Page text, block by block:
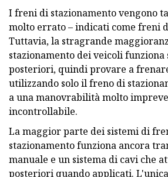
I freni di stazionamento vengono
molto errato – indicati come freni
Tuttavia, la stragrande
stazionamento dei veicoli funziona
posteriori, quindi provare a
utilizzando solo il freno di
a una manovrabilità molto
incontrollabile.
La maggior parte dei sistemi di
stazionamento funziona ancora
manuale e un sistema di cavi che
posteriori quando applicati.